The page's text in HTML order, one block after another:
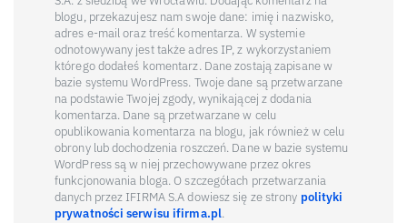
blogu, przekazujesz nam swoje dane: imię i nazwisko,
adres e-mail oraz treść komentarza. W systemie
odnotowywany jest także adres IP, z wykorzystaniem
którego dodałeś komentarz. Dane zostają zapisane w
bazie systemu WordPress. Twoje dane są przetwarzane
na podstawie Twojej zgody, wynikającej z dodania
komentarza. Dane są przetwarzane w celu
opublikowania komentarza na blogu, jak również w celu
obrony lub dochodzenia roszczeń. Dane w bazie systemu
WordPress są w niej przechowywane przez okres
funkcjonowania bloga. O szczegółach przetwarzania
danych przez IFIRMA S.A dowiesz się ze strony polityki
prywatności serwisu ifirma.pl.